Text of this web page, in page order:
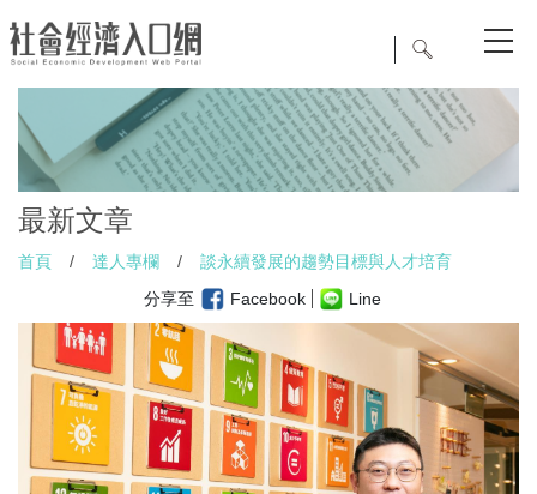
最新文章
首頁 / 達人專欄 /
談永續發展的趨勢目標與人才培育
分享至
Facebook Line